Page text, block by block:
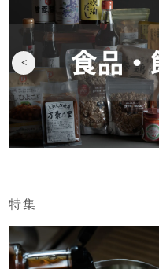
<
特集